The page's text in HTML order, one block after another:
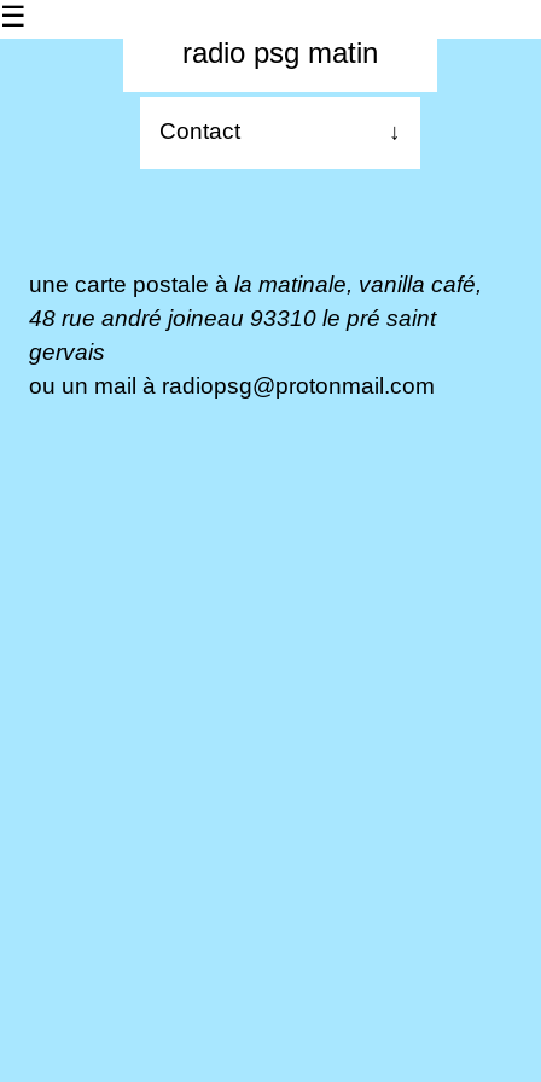
radio psg matin
☰
↓
Contact
La matinale
radio chanterelle
une carte postale à la matinale, vanilla café,
48 rue andré joineau 93310 le pré saint
gervais
ou un mail à radiopsg@protonmail.com